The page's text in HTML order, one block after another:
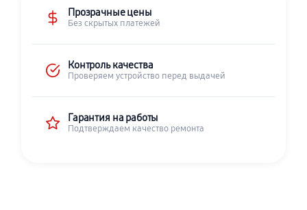
Прозрачные цены
Без скрытых платежей
Контроль качества
Проверяем устройство перед выдачей
Гарантия на работы
Подтверждаем качество ремонта